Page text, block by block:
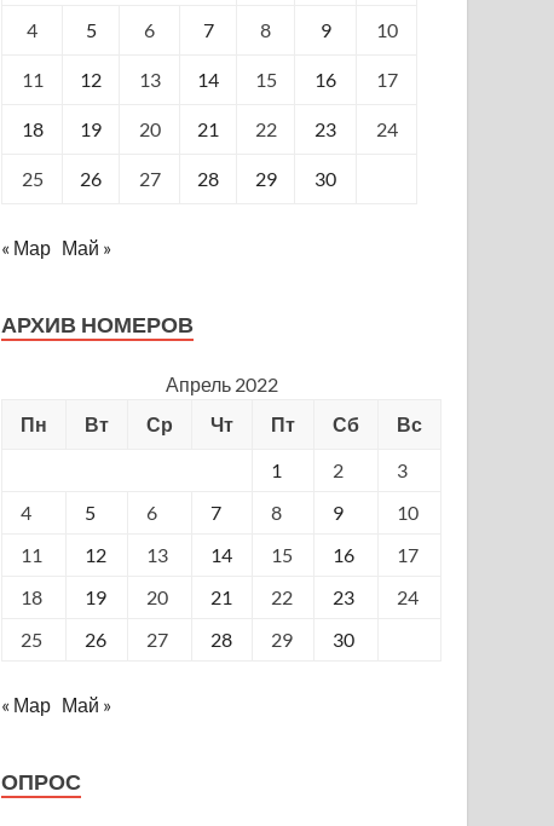
4 5 6 7 8 9 10
11 12 13 14 15 16 17
18 19 20 21 22 23 24
25 26 27 28 29 30
« Мар Май »
АРХИВ НОМЕРОВ
Апрель 2022
Пн
Вт Ср Чт Пт Сб
Вс
1
2
3
4
5 6 7 8 9
10
11
12 13 14 15 16
17
18
19 20 21 22 23
24
25
26 27 28 29 30
« Мар Май »
ОПРОС